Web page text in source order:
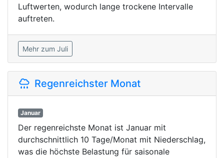
Luftwerten, wodurch lange trockene Intervalle
auftreten.
Mehr zum Juli
Regenreichster Monat
Januar
Der regenreichste Monat ist Januar mit
durchschnittlich 10 Tage/Monat mit Niederschlag,
was die höchste Belastung für saisonale